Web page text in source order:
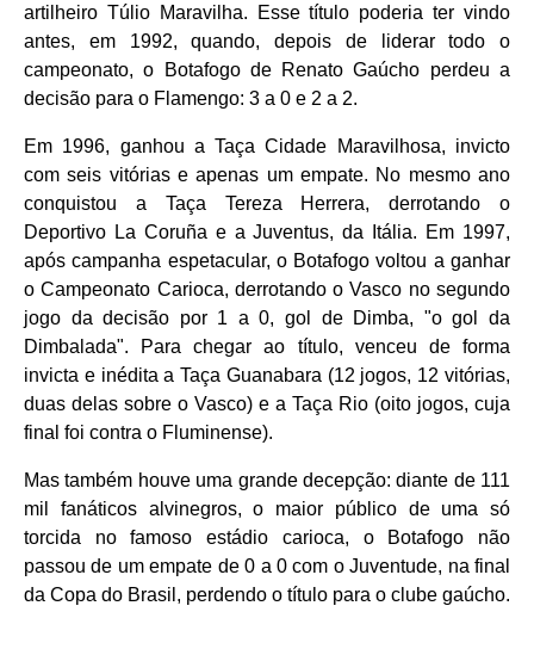
artilheiro Túlio Maravilha. Esse título poderia ter vindo
antes, em 1992, quando, depois de liderar todo o
campeonato, o Botafogo de Renato Gaúcho perdeu a
decisão para o Flamengo: 3 a 0 e 2 a 2.
Em 1996, ganhou a Taça Cidade Maravilhosa, invicto
com seis vitórias e apenas um empate. No mesmo ano
conquistou a Taça Tereza Herrera, derrotando o
Deportivo La Coruña e a Juventus, da Itália. Em 1997,
após campanha espetacular, o Botafogo voltou a ganhar
o Campeonato Carioca, derrotando o Vasco no segundo
jogo da decisão por 1 a 0, gol de Dimba, "o gol da
Dimbalada". Para chegar ao título, venceu de forma
invicta e inédita a Taça Guanabara (12 jogos, 12 vitórias,
duas delas sobre o Vasco) e a Taça Rio (oito jogos, cuja
final foi contra o Fluminense).
Mas também houve uma grande decepção: diante de 111
mil fanáticos alvinegros, o maior público de uma só
torcida no famoso estádio carioca, o Botafogo não
passou de um empate de 0 a 0 com o Juventude, na final
da Copa do Brasil, perdendo o título para o clube gaúcho.